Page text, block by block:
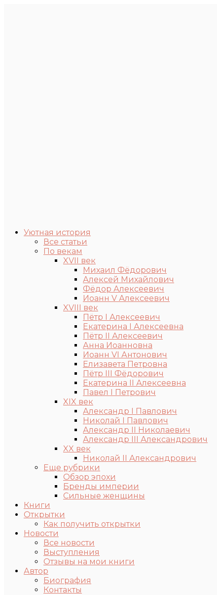
Уютная история
Все статьи
По векам
XVII век
Михаил Фёдорович
Алексей Михайлович
Фёдор Алексеевич
Иоанн V Алексеевич
XVIII век
Пётр I Алексеевич
Екатерина I Алексеевна
Пётр II Алексеевич
Анна Иоанновна
Иоанн VI Антонович
Елизавета Петровна
Пётр III Фёдорович
Екатерина II Алексеевна
Павел I Петрович
XIX век
Александр I Павлович
Николай I Павлович
Александр II Николаевич
Александр III Александрович
XX век
Николай II Александрович
Еще рубрики
Обзор эпохи
Бренды империи
Сильные женщины
Книги
Открытки
Как получить открытки
Новости
Все новости
Выступления
Отзывы на мои книги
Автор
Биография
Контакты